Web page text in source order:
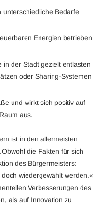
unterschiedliche Bedarfe
Energien betrieben
in der Stadt gezielt entlasten
oder Sharing-Systemen
und wirkt sich positiv auf
aus.
ist in den allermeisten
die Fakten für sich
des Bürgermeisters:
wiedergewählt werden.«
Verbesserungen des
als auf Innovation zu